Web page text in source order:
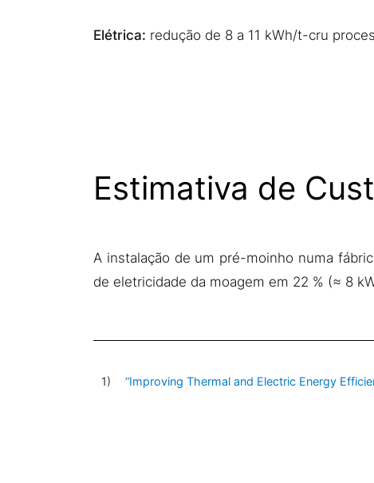
Elétrica: redução de 8 a 11 kWh/t-cru
Estimativa de
A instalação de um pré-moinho numa
de eletricidade da moagem em 22 % (≈ 8
“Improving Thermal and Electric Energy